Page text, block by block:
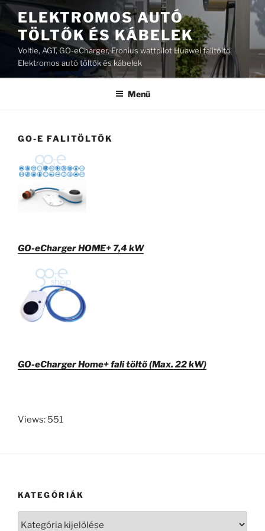
Tartalomhoz
ELEKTROMOS AUTÓ
TÖLTŐK ÉS KÁBELEK
Voltie, AGT, GO-eCharger, Fronius wattpilot Huawei falitöltő
Elektromos autó töltők és kábelek
Menü
GO-E FALITÖLTŐK
GO-eCharger HOME+ 7,4 kW
GO-eCharger Home+ fali töltő (Max. 22 kW)
Views: 551
KATEGÓRIÁK